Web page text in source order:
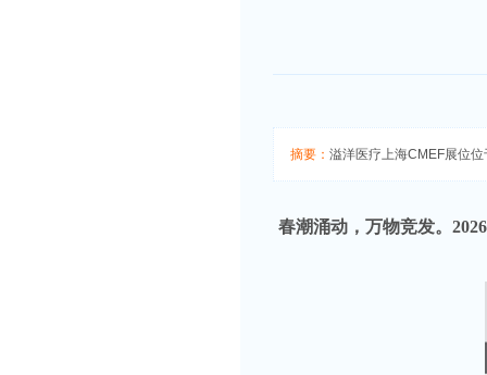
摘要： 溢洋医疗上海CMEF展位
春潮涌动，万物竞发。